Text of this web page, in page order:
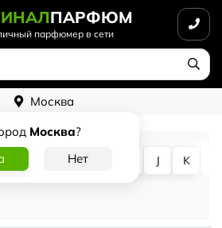
ПАРФЮМ
парфюмер в сети
Москва
Москва?
G J K